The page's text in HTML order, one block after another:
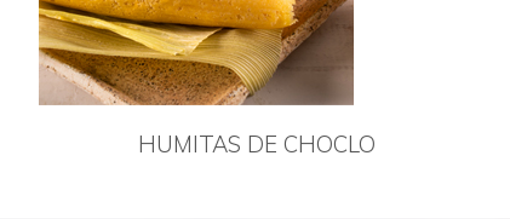
HUMITAS DE CHOCLO